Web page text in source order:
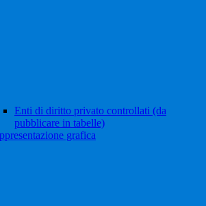
Enti di diritto privato controllati (da
pubblicare in tabelle)
grafica